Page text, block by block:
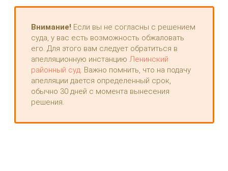
Внимание! Если вы не согласны с решением
суда, у вас есть возможность обжаловать
его. Для этого вам следует обратиться в
апелляционную инстанцию Ленинский
районный суд. Важно помнить, что на подачу
апелляции дается определенный срок,
обычно 30 дней с момента вынесения
решения.